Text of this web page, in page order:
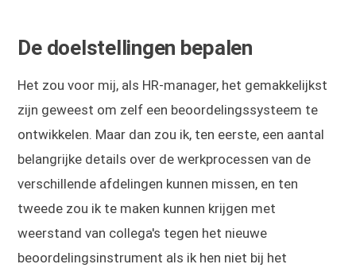
De doelstellingen bepalen
Het zou voor mij, als HR-manager, het gemakkelijkst
zijn geweest om zelf een beoordelingssysteem te
ontwikkelen. Maar dan zou ik, ten eerste, een aantal
belangrijke details over de werkprocessen van de
verschillende afdelingen kunnen missen, en ten
tweede zou ik te maken kunnen krijgen met
weerstand van collega's tegen het nieuwe
beoordelingsinstrument als ik hen niet bij het